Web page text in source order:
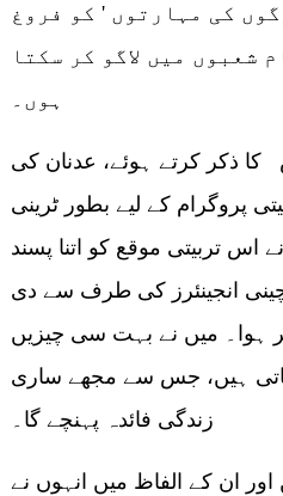
کی مہارتوں ' کو فروغ
شعبوں میں لاگو کر سکتا
ذکر کرتے ہوئے، عدنان کی
نے کہا میں نے 2 ماہ کے تربیتی پروگرام کے لیے بطور ٹرینی
اس تربیتی موقع کو اتنا پسند
کی۔ میں چینی انجینئرز کی طرف سے دی
ہوا۔ میں نے بہت سی چیزیں
ہیں، جس سے مجھے ساری
سال مکمل کیے ہیں اور ان کے الفاظ میں انہوں نے